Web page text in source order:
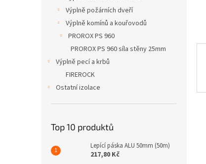
Výplně požárních dveří
Výplně komínů a kouřovodů
PROROX PS 960
PROROX PS 960 síla stěny 25mm
Výplně pecí a krbů
FIREROCK
Ostatní izolace
Top 10 produktů
Lepící páska ALU 50mm (50m)
217,80 Kč